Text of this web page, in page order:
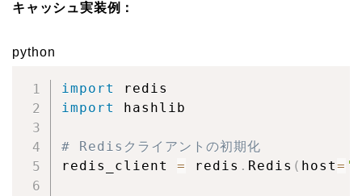
キャッシュ実装例：
python
import
import
hashlib
# Redisクライアントの初期化
redis_client = redis . Redis ( host=